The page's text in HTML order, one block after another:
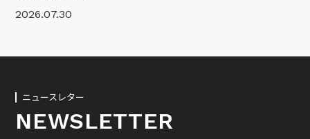
2026.07.30
ニュースレター
NEWSLETTER